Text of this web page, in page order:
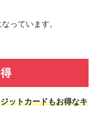
っています。
ットカードもお得なキ